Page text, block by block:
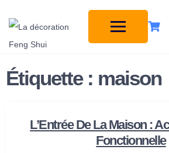
Étiquette : maison
L’Entrée De La Maison :
Fonctionnelle